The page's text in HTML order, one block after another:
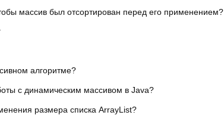
массив был отсортирован перед его применением?
алгоритме?
с динамическим массивом в Java?
размера списка ArrayList?